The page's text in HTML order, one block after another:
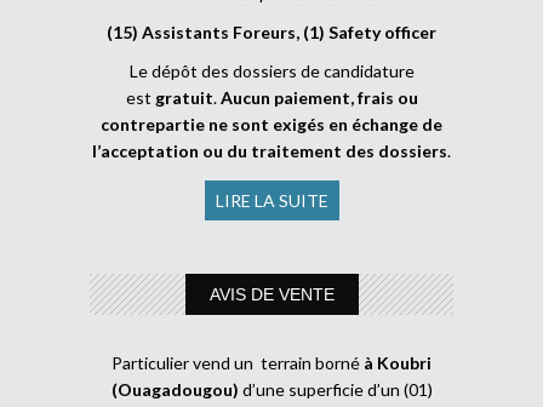
(15) Assistants Foreurs, (1) Safety officer
Le dépôt des dossiers de candidature
est gratuit.Aucun paiement, frais ou
contrepartie ne sont exigés en échange de
l’acceptation ou du traitement des dossiers.
LIRE LA SUITE
AVIS DE VENTE
Particulier vend un terrain borné à Koubri
(Ouagadougou) d’une superficie d’un (01)